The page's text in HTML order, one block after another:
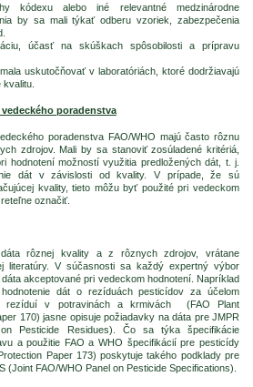
kódexu alebo iné relevantné medzinárodne
by sa mali týkať odberu vzoriek, zabezpečenia
účasť na skúškach spôsobilosti a prípravu
uskutočňovať v laboratóriách, ktoré dodržiavajú
poradenstva
poradenstva FAO/WHO majú často rôznu
zdrojov. Mali by sa stanoviť zosúladené kritériá,
hodnotení možností využitia predložených dát, t. j.
dát v závislosti od kvality. V prípade, že sú
kvality, tieto môžu byť použité pri vedeckom
označiť.
rôznej kvality a z rôznych zdrojov, vrátane
literatúry. V súčasnosti sa každý expertný výbor
akceptované pri vedeckom hodnotení. Napríklad
dát o rezíduách pesticídov za účelom
rezíduí v potravinách a krmivách (FAO Plant
170) jasne opisuje požiadavky na dáta pre JMPR
Pesticide Residues). Čo sa týka špecifikácie
a použitie FAO a WHO špecifikácií pre pesticídy
Paper 173) poskytuje takého podklady pre
(Joint FAO/WHO Panel on Pesticide Specifications).